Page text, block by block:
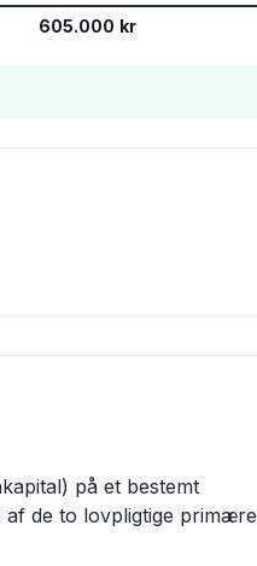
605.000 kr
på et bestemt
af de to lovpligtige primære